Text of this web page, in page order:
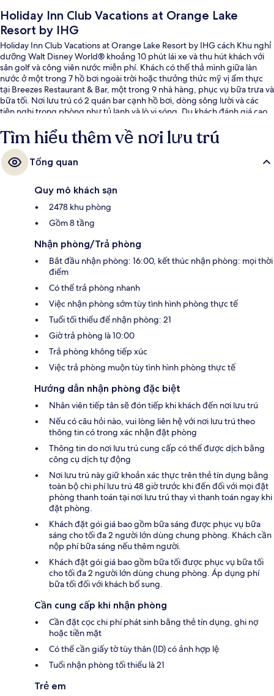
Holiday Inn Club Vacations at Orange Lake
Resort by IHG
Holiday Inn Club Vacations at Orange Lake Resort by IHG cách Khu nghỉ
dưỡng Walt Disney World® khoảng 10 phút lái xe và thu hút khách với
sân golf và công viên nước miễn phí. Khách có thể thả mình giữa làn
nước ở một trong 7 hồ bơi ngoài trời hoặc thưởng thức mỹ vị ẩm thực
tại Breezes Restaurant & Bar, một trong 9 nhà hàng, phục vụ bữa trưa và
bữa tối. Nơi lưu trú có 2 quán bar cạnh hồ bơi, dòng sông lười và các
tiện nghi trong phòng như tủ lạnh và lò vi sóng. Du khách đánh giá cao
Tìm hiểu thêm về nơi lưu trú
Tổng quan
Quy mô khách sạn
2478 khu phòng
Gồm 8 tầng
Nhận phòng/Trả phòng
Bắt đầu nhận phòng: 16:00, kết thúc nhận phòng: mọi thời
điểm
Có thể trả phòng nhanh
Việc nhận phòng sớm tùy tình hình phòng thực tế
Tuổi tối thiểu để nhận phòng: 21
Giờ trả phòng là 10:00
Trả phòng không tiếp xúc
Việc trả phòng muộn tùy tình hình phòng thực tế
Hướng dẫn nhận phòng đặc biệt
Nhân viên tiếp tân sẽ đón tiếp khi khách đến nơi lưu trú
Nếu có câu hỏi nào, vui lòng liên hệ với nơi lưu trú theo
thông tin có trong xác nhận đặt phòng
Thông tin do nơi lưu trú cung cấp có thể được dịch bằng
công cụ dịch tự động
Nơi lưu trú này giữ khoản xác thực trên thẻ tín dụng bằng
toàn bộ chi phí lưu trú 48 giờ trước khi đến đối với mọi đặt
phòng thanh toán tại nơi lưu trú thay vì thanh toán ngay khi
đặt phòng.
Khách đặt gói giá bao gồm bữa sáng được phục vụ bữa
sáng cho tối đa 2 người lớn dùng chung phòng. Khách cần
nộp phí bữa sáng nếu thêm người.
Khách đặt gói giá bao gồm bữa tối được phục vụ bữa tối
cho tối đa 2 người lớn dùng chung phòng. Áp dụng phí
bữa tối đối với khách bổ sung.
Cần cung cấp khi nhận phòng
Cần đặt cọc chi phí phát sinh bằng thẻ tín dụng, ghi nợ
hoặc tiền mặt
Có thể cần giấy tờ tùy thân (ID) có ảnh hợp lệ
Tuổi nhận phòng tối thiểu là 21
Trẻ em